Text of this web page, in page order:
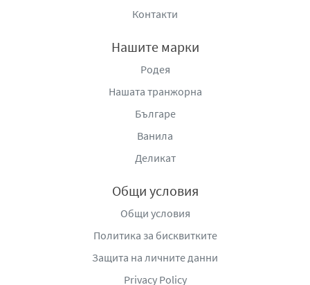
Контакти
Нашите марки
Родея
Нашата транжорна
Българе
Ванила
Деликат
Общи условия
Общи условия
Политика за бисквитките
Защита на личните данни
Privacy Policy